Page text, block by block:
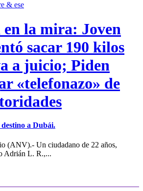
& ese
la mira: Joven
sacar 190 kilos
a juicio; Piden
«telefonazo» de
a Dubái.
(ANV).- Un ciudadano de 22 años,
Adrián L. R.,...